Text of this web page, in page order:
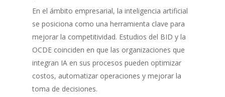
En el ámbito empresarial, la inteligencia artificial
se posiciona como una herramienta clave para
mejorar la competitividad. Estudios del BID y la
OCDE coinciden en que las organizaciones que
integran IA en sus procesos pueden optimizar
costos, automatizar operaciones y mejorar la
toma de decisiones.